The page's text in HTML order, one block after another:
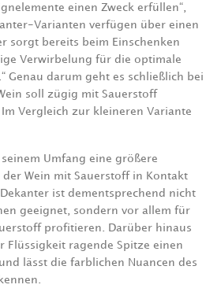
einen Zweck erfüllen“,
Varianten verfügen über einen
sorgt bereits beim Einschenken
Verwirbelung für die optimale
Genau darum geht es schließlich bei
soll
zügig mit Sauerstoff
Vergleich zur kleineren Variante
Umfang eine größere
Wein mit Sauerstoff in Kontakt
ist dementsprechend nicht
geeignet, sondern vor allem für
profitieren.
Darüber hinaus
Flüssigkeit ragende Spitze einen
lässt die farblichen Nuancen des